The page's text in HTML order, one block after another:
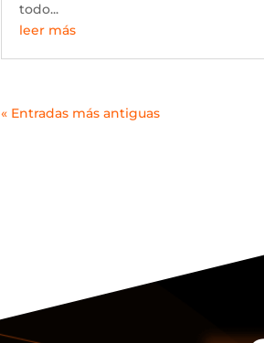
todo...
leer más
« Entradas más antiguas